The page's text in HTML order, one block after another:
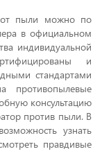
от пыли можно по
в официальном
индивидуальной
и
стандартами
противопылевые
консультацию
против пыли. В
узнать
правдивые